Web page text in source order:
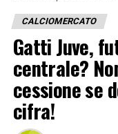
CALCIOMERCATO
Gatti Juve,
centrale?
cessione se
cifra!